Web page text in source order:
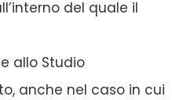
del quale il
allo Studio
anche nel caso in cui